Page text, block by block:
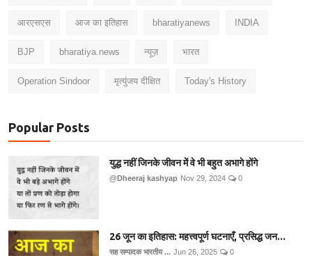
आरएसएस आज का इतिहास bharatiyanews INDIA
BJP bharatiya.news न्यूज़ भारत
Operation Sindoor मृत्युंजय दीक्षित Today's History
Popular Posts
युद्ध नहीं जिनके जीवन में वे भी बहुत अभागे होंगे
@Dheeraj kashyap Nov 29, 2024 0
26 जून का इतिहास: महत्त्वपूर्ण घटनाएँ, प्रसिद्ध जन...
सह सम्पादक भारतीय ... Jun 26, 2025 0